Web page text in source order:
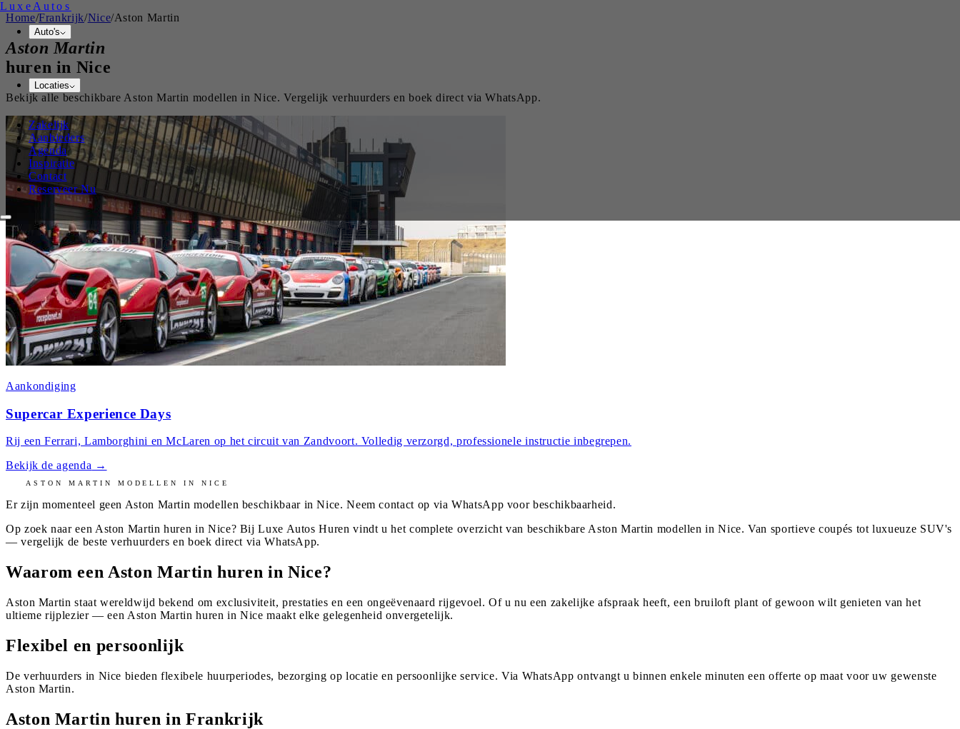
Luxe Autos
Auto's
Locaties
Zakelijk
Aanbieders
Agenda
Inspiratie
Contact
Reserveer Nu
Home/Frankrijk/Nice/Aston Martin
Aston Martin
huren in Nice
Bekijk alle beschikbare Aston Martin modellen inNice. Vergelijk verhuurders en boek direct via WhatsApp.
Aankondiging
Supercar Experience Days
Rij een Ferrari, Lamborghini en McLaren op het circuit van Zandvoort. Volledig verzorgd, professionele instructie inbegrepen.
Bekijk de agenda →
ASTON MARTIN MODELLEN INNICE
Er zijn momenteel geen Aston Martin modellen beschikbaar inNice. Neem contact op via WhatsApp voor beschikbaarheid.
Op zoek naar een Aston Martin huren in Nice? Bij Luxe Autos Huren vindt u het complete overzicht van beschikbare Aston Martin modellen in Nice. Van sportieve coupés tot luxueuze SUV's
— vergelijk de beste verhuurders en boek direct via WhatsApp.
Waarom een Aston Martin huren in Nice?
Aston Martin staat wereldwijd bekend om exclusiviteit, prestaties en een ongeëvenaard rijgevoel. Of u nu een zakelijke afspraak heeft, een bruiloft plant of gewoon wilt genieten van het
ultieme rijplezier — een Aston Martin huren in Nice maakt elke gelegenheid onvergetelijk.
Flexibel en persoonlijk
De verhuurders in Nice bieden flexibele huurperiodes, bezorging op locatie en persoonlijke service. Via WhatsApp ontvangt u binnen enkele minuten een offerte op maat voor uw gewenste
Aston Martin.
Aston Martin huren in Frankrijk